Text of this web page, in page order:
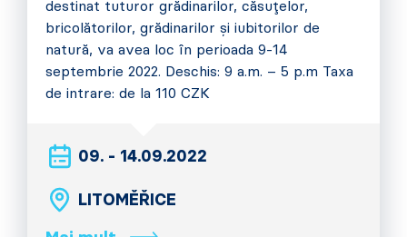
destinat tuturor grădinarilor, căsuțelor,
bricolătorilor, grădinarilor și iubitorilor de
natură, va avea loc în perioada 9-14
septembrie 2022. Deschis: 9 a.m. – 5 p.m Taxa
de intrare: de la 110 CZK
09. - 14.09.2022
LITOMĚŘICE